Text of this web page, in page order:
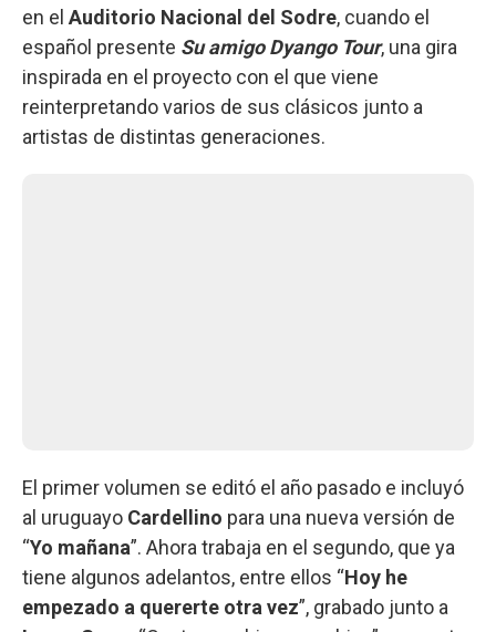
en el Auditorio Nacional del Sodre, cuando el
español presente Su amigo Dyango Tour, una gira
inspirada en el proyecto con el que viene
reinterpretando varios de sus clásicos junto a
artistas de distintas generaciones.
El primer volumen se editó el año pasado e incluyó
al uruguayo Cardellino para una nueva versión de
“Yo mañana”. Ahora trabaja en el segundo, que ya
tiene algunos adelantos, entre ellos “Hoy he
empezado a quererte otra vez”, grabado junto a